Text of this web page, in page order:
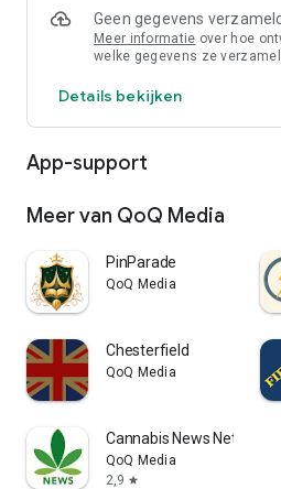
Geen gegevens verzameld
Meer informatie over hoe
welke gegevens ze
Details bekijken
App-support
Meer van QoQ Media
PinParade
QoQ Media
Chesterfield
QoQ Media
Cannabis News Network
QoQ Media
2,9 star